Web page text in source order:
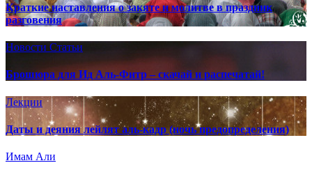
Краткие наставления о закяте и молитве в праздник
разговения
Новости Статьи
Брошюра для Ид Аль-Фитр – скачай и распечатай!
Лекции
Даты и деяния лейлят аль-кадр (ночь предопределения)
Имам Али